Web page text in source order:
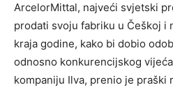
ArcelorMittal, najveći svjetski
prodati svoju fabriku u Češkoj i
kraja godine, kako bi dobio
odnosno konkurencijskog
kompaniju Ilva, prenio je praški